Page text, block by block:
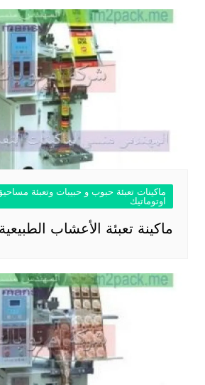
ماكينات تعبئة حبوب و حبيبات وتعبئة
اوتوماتيك
ماكينة تعبئة الأعشاب